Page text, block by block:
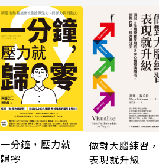
一分鐘，壓力就
歸零
做對大腦練習，
表現就升級